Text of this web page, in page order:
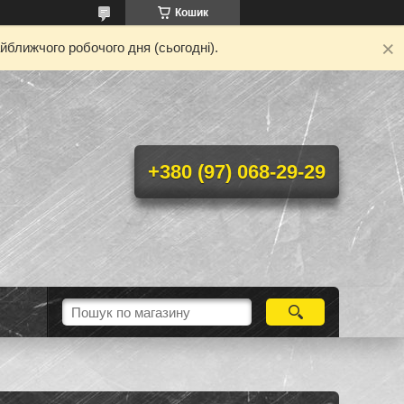
Кошик
робочого дня (сьогодні).
+380 (97) 068-29-29